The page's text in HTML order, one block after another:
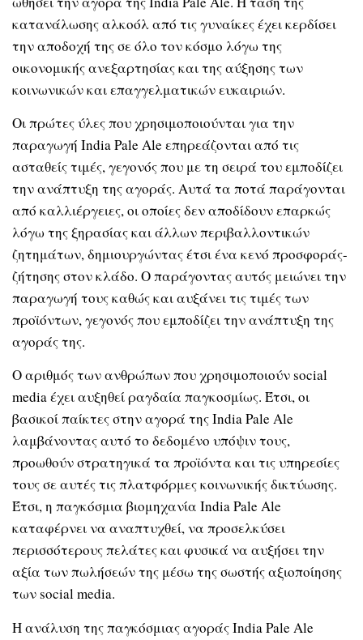
κατανάλωσης αλκοόλ από τις γυναίκες έχει κερδίσει
την αποδοχή της σε όλο τον κόσμο λόγω της
οικονομικής ανεξαρτησίας και της αύξησης των
κοινωνικών και επαγγελματικών ευκαιριών.
Οι πρώτες ύλες που χρησιμοποιούνται για την
παραγωγή India Pale Ale επηρεάζονται από τις
ασταθείς τιμές, γεγονός που με τη σειρά του εμποδίζει
την ανάπτυξη της αγοράς. Αυτά τα ποτά παράγονται
από καλλιέργειες, οι οποίες δεν αποδίδουν επαρκώς
λόγω της ξηρασίας και άλλων περιβαλλοντικών
ζητημάτων, δημιουργώντας έτσι ένα κενό προσφοράς-
ζήτησης στον κλάδο. Ο παράγοντας αυτός μειώνει την
παραγωγή τους καθώς και αυξάνει τις τιμές των
προϊόντων, γεγονός που εμποδίζει την ανάπτυξη της
αγοράς της.
Ο αριθμός των ανθρώπων που χρησιμοποιούν social
media έχει αυξηθεί ραγδαία παγκοσμίως. Έτσι, οι
βασικοί παίκτες στην αγορά της India Pale Ale
λαμβάνοντας αυτό το δεδομένο υπόψιν τους,
προωθούν στρατηγικά τα προϊόντα και τις υπηρεσίες
τους σε αυτές τις πλατφόρμες κοινωνικής δικτύωσης.
Έτσι, η παγκόσμια βιομηχανία India Pale Ale
καταφέρνει να αναπτυχθεί, να προσελκύσει
περισσότερους πελάτες και φυσικά να αυξήσει την
αξία των πωλήσεών της μέσω της σωστής αξιοποίησης
των social media.
Η ανάλυση της παγκόσμιας αγοράς India Pale Ale